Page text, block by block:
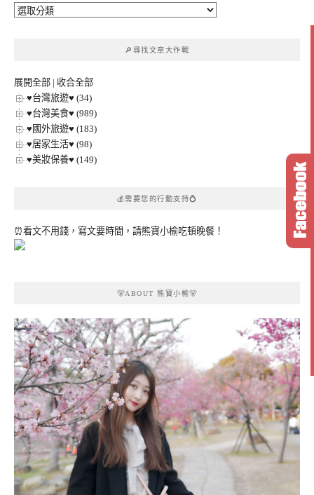
🔎
🔎尋找文章大作戰
展開全部 | 收合全部
♥台灣旅遊♥ (34)
♥台灣美食♥ (989)
♥國外旅遊♥ (183)
♥居家生活♥ (98)
♥美妝保養♥ (149)
💰需要您的行動支持💍
⏰看文不用錢，寫文要時間，請熊寶小榆吃頓晚餐！
🐻ABOUT 熊寶小榆🐻